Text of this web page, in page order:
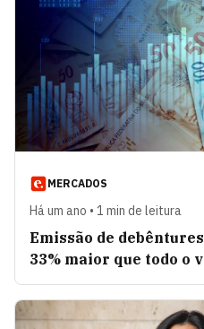
MERCADOS
Há um ano • 1 min de leitura
Emissão de
33% maior que todo o